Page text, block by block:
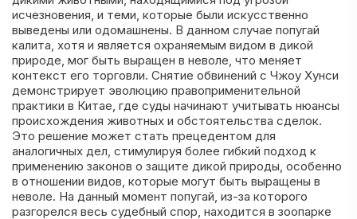
исчезновения, и теми, которые были искусственно
выведены или одомашнены. В данном случае попугай
калита, хотя и является охраняемым видом в дикой
природе, мог быть выращен в неволе, что меняет
контекст его торговли. Снятие обвинений с Чжоу Хунси
демонстрирует эволюцию правоприменительной
практики в Китае, где суды начинают учитывать нюансы
происхождения животных и обстоятельства сделок.
Это решение может стать прецедентом для
аналогичных дел, стимулируя более гибкий подход к
применению законов о защите дикой природы, особенно
в отношении видов, которые могут быть выращены в
неволе. На данный момент попугай, из-за которого
разгорелся весь судебный спор, находится в зоопарке